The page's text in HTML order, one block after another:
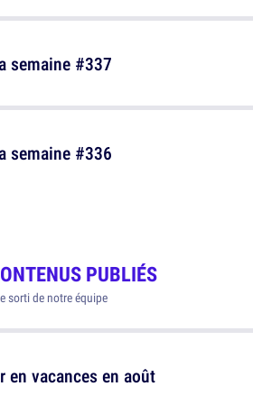
semaine #336
semaine #337
PUBLIÉS
sorti de notre équipe
en vacances en août